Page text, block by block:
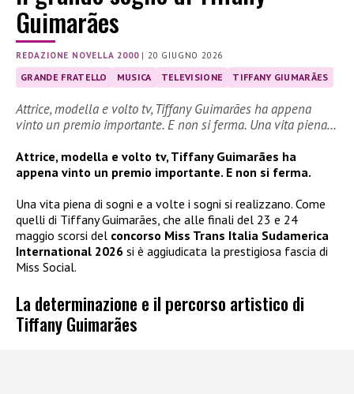
Guimarães
REDAZIONE NOVELLA 2000|20 GIUGNO 2026
GRANDE FRATELLO MUSICA TELEVISIONE TIFFANY GIUMARÃES
Attrice, modella e volto tv, Tiffany Guimarães ha appena
vinto un premio importante. E non si ferma. Una vita piena…
Attrice, modella e volto tv, Tiffany Guimarães ha
appena vinto un premio importante. E non si ferma.
Una vita piena di sogni e a volte i sogni si realizzano. Come
quelli di Tiffany Guimarães, che alle finali del 23 e 24
maggio scorsi del concorso Miss Trans Italia Sudamerica
International 2026 si è aggiudicata la prestigiosa fascia di
Miss Social.
La determinazione e il percorso artistico di
Tiffany Guimarães